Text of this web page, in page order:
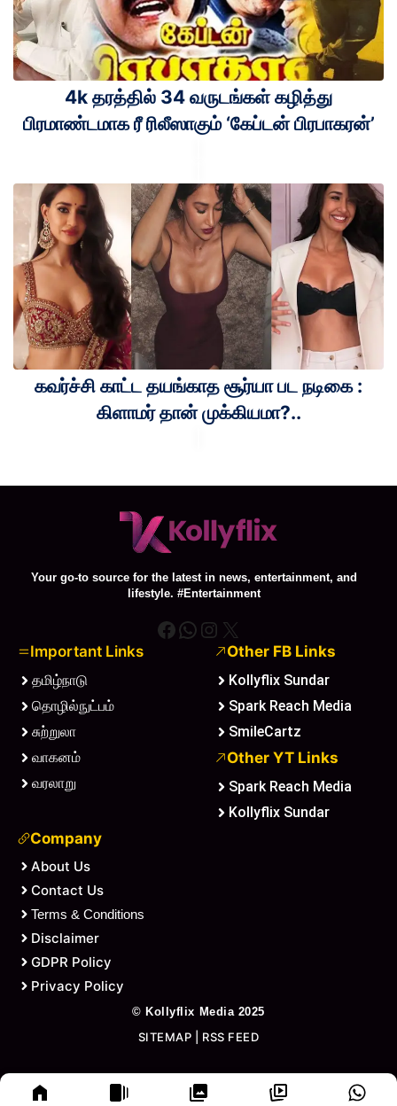
4k தரத்தில் 34 வருடங்கள் கழித்து
பிரமாண்டமாக ரீ ரிலீஸாகும் ‘கேப்டன் பிரபாகரன்’
கவர்ச்சி காட்ட தயங்காத சூர்யா பட நடிகை :
கிளாமர் தான் முக்கியமா?..
Your go-to source for the latest in news, entertainment, and
lifestyle. #Entertainment
Facebook
WhatsApp
Instagram
X
Important Links
தமிழ்நாடு
தொழில்நுட்பம்
சுற்றுலா
வாகனம்
வரலாறு
Other FB Links
Kollyflix Sundar
Spark Reach Media
SmileCartz
Other YT Links
Spark Reach Media
Kollyflix Sundar
Company
About Us
Contact Us
Terms & Conditions
Disclaimer
GDPR Policy
Privacy Policy
© Kollyflix Media 2025
SITEMAP RSS FEED